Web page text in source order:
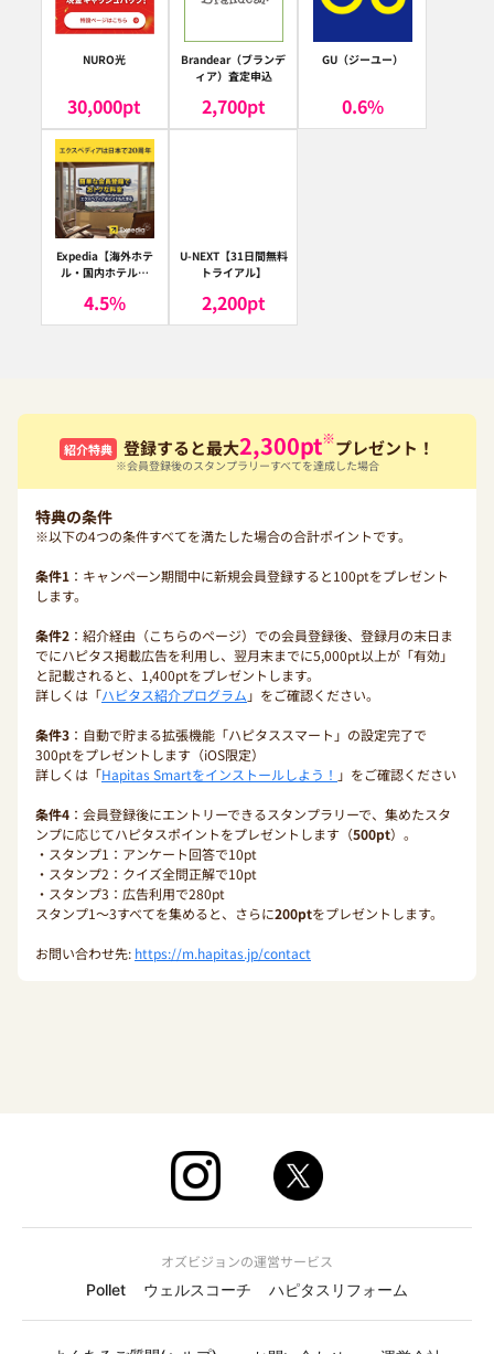
NURO光
30,000pt
Brandear（ブランデ
ィア）査定申込
2,700pt
GU（ジーユー）
0.6%
Expedia【海外ホテ
ル・国内ホテル予
ア）
4.5%
U-NEXT【31日間無料
トライアル】
2,200pt
紹介特典 登録すると最大2,300pt※プレゼント！
※会員登録後のスタンプラリーすべてを達成した場合
特典の条件
※以下の4つの条件すべてを満たした場合の合計ポイントです。
条件1 ：キャンペーン期間中に新規会員登録すると100ptをプレゼント
します。
条件2 ：紹介経由（こちらのページ）での会員登録後、登録月の末日ま
でにハピタス掲載広告を利用し、翌月末までに5,000pt以上が「有効」
と記載されると、1,400ptをプレゼントします。
詳しくは「ハピタス紹介プログラム 」をご確認ください。
条件3 ：自動で貯まる拡張機能「ハピタススマート」の設定完了で
300ptをプレゼントします（iOS限定）
詳しくは「Hapitas Smartをインストールしよう！ 」をご確認ください
条件4 ：会員登録後にエントリーできるスタンプラリーで、集めたスタ
ンプに応じてハピタスポイントをプレゼントします（500pt）。
・スタンプ1：アンケート回答で10pt
・スタンプ2：クイズ全問正解で10pt
・スタンプ3：広告利用で280pt
スタンプ1〜3すべてを集めると、さらに200ptをプレゼントします。
お問い合わせ先: https://m.hapitas.jp/contact
オズビジョンの運営サービス
Pollet
ウェルスコーチ ハピタスリフォーム